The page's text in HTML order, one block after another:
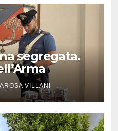
segregata.
VILLANI